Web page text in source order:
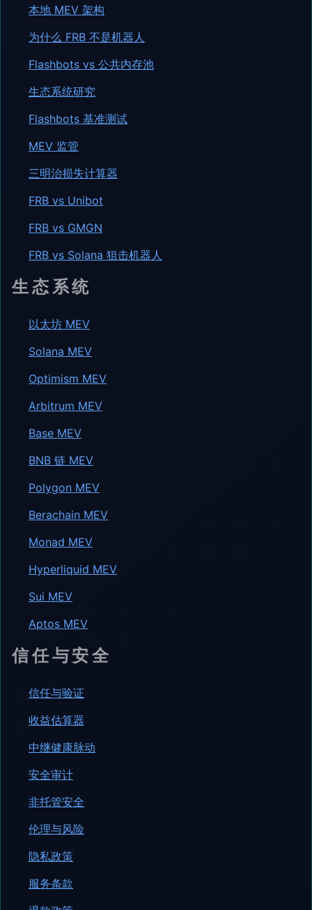
本地 MEV 架构
为什么 FRB 不是机器人
Flashbots vs 公共内存池
生态系统研究
Flashbots 基准测试
MEV 监管
三明治损失计算器
FRB vs Unibot
FRB vs GMGN
FRB vs Solana 狙击机器人
生态系统
以太坊 MEV
Solana MEV
Optimism MEV
Arbitrum MEV
Base MEV
BNB 链 MEV
Polygon MEV
Berachain MEV
Monad MEV
Hyperliquid MEV
Sui MEV
Aptos MEV
信任与安全
信任与验证
收益估算器
中继健康脉动
安全审计
非托管安全
伦理与风险
隐私政策
服务条款